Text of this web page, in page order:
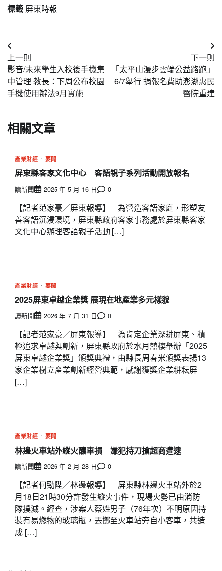
標籤 屏東時報
文
章
導
覽
上一則
影音/未來學生入校後手機集
中管理 教長：下周公布校園
手機使用辦法9月實施
下一則
「太平山漫步雲端公益路跑」
6/7舉行 捐報名費助澎湖惠民
醫院重建
相關文章
產業財經 要聞
屏東縣客家文化中心 客語親子系列活動開放報名
讀新聞 2025 年 5 月 16 日 0
【記者范家豪／屏東報導】 為營造客語家庭，形塑友
善客語沉浸環境，屏東縣政府客家事務處於屏東縣客家
文化中心辦理客語親子活動 […]
產業財經 要聞
2025屏東卓越企業獎 展現在地產業多元樣貌
讀新聞 2026 年 7 月 31 日 0
【記者范家豪／屏東報導】 為肯定企業深耕屏東、積
極追求卓越與創新，屏東縣政府於水月囍樓舉辦「2025
屏東卓越企業獎」頒獎典禮，由縣長周春米頒獎表揚13
家企業樹立產業創新經營典範，感謝獲獎企業耕耘屏
[…]
產業財經 要聞
林邊火車站外縱火釀車損 嫌犯持刀搶超商遭逮
讀新聞 2026 年 2 月 28 日 0
【記者何勁陞／林邊報導】 屏東縣林邊火車站外於2
月18日21時30分許發生縱火事件，現場火勢已由消防
隊撲滅。經查，涉案人蔡姓男子（76年次）不明原因持
裝有易燃物的玻璃瓶，丟擲至火車站旁自小客車，共造
成 […]